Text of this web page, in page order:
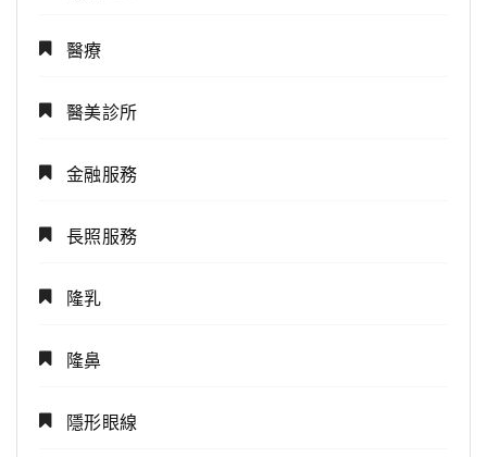
醫療
醫美診所
金融服務
長照服務
隆乳
隆鼻
隱形眼線